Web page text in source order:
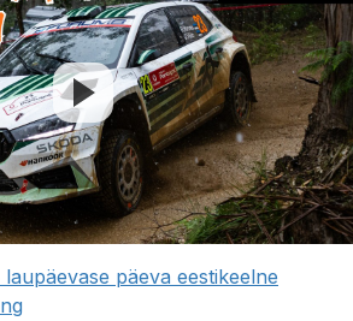
päeva eestikeelne